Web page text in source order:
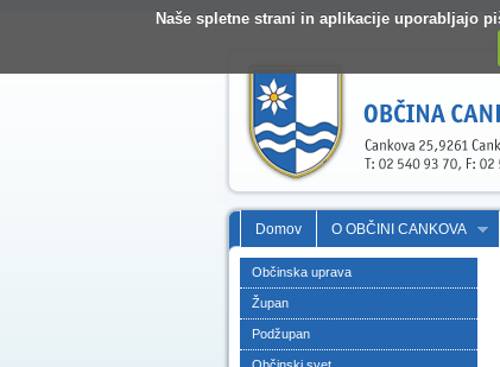
Naše spletne strani in aplikacije uporabljajo
Domov O OBČINI CANKOVA
Občinska uprava
Župan
Podžupan